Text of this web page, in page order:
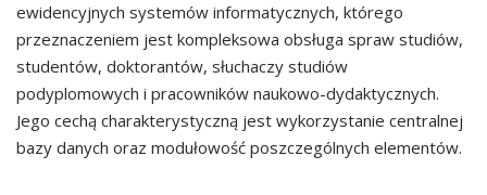
ewidencyjnych systemów informatycznych, którego
przeznaczeniem jest kompleksowa obsługa spraw studiów,
studentów, doktorantów, słuchaczy studiów
podyplomowych i pracowników naukowo-dydaktycznych.
Jego cechą charakterystyczną jest wykorzystanie centralnej
bazy danych oraz modułowość poszczególnych elementów.